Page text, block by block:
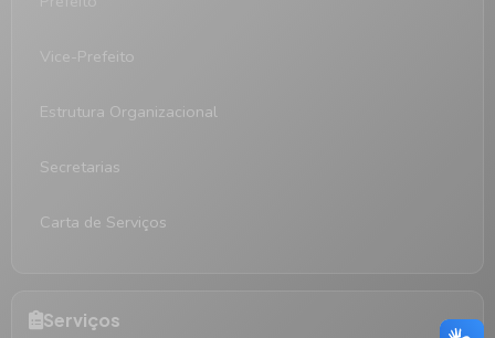
Vice-Prefeito
Estrutura Organizacional
Secretarias
Carta de Serviços
Serviços